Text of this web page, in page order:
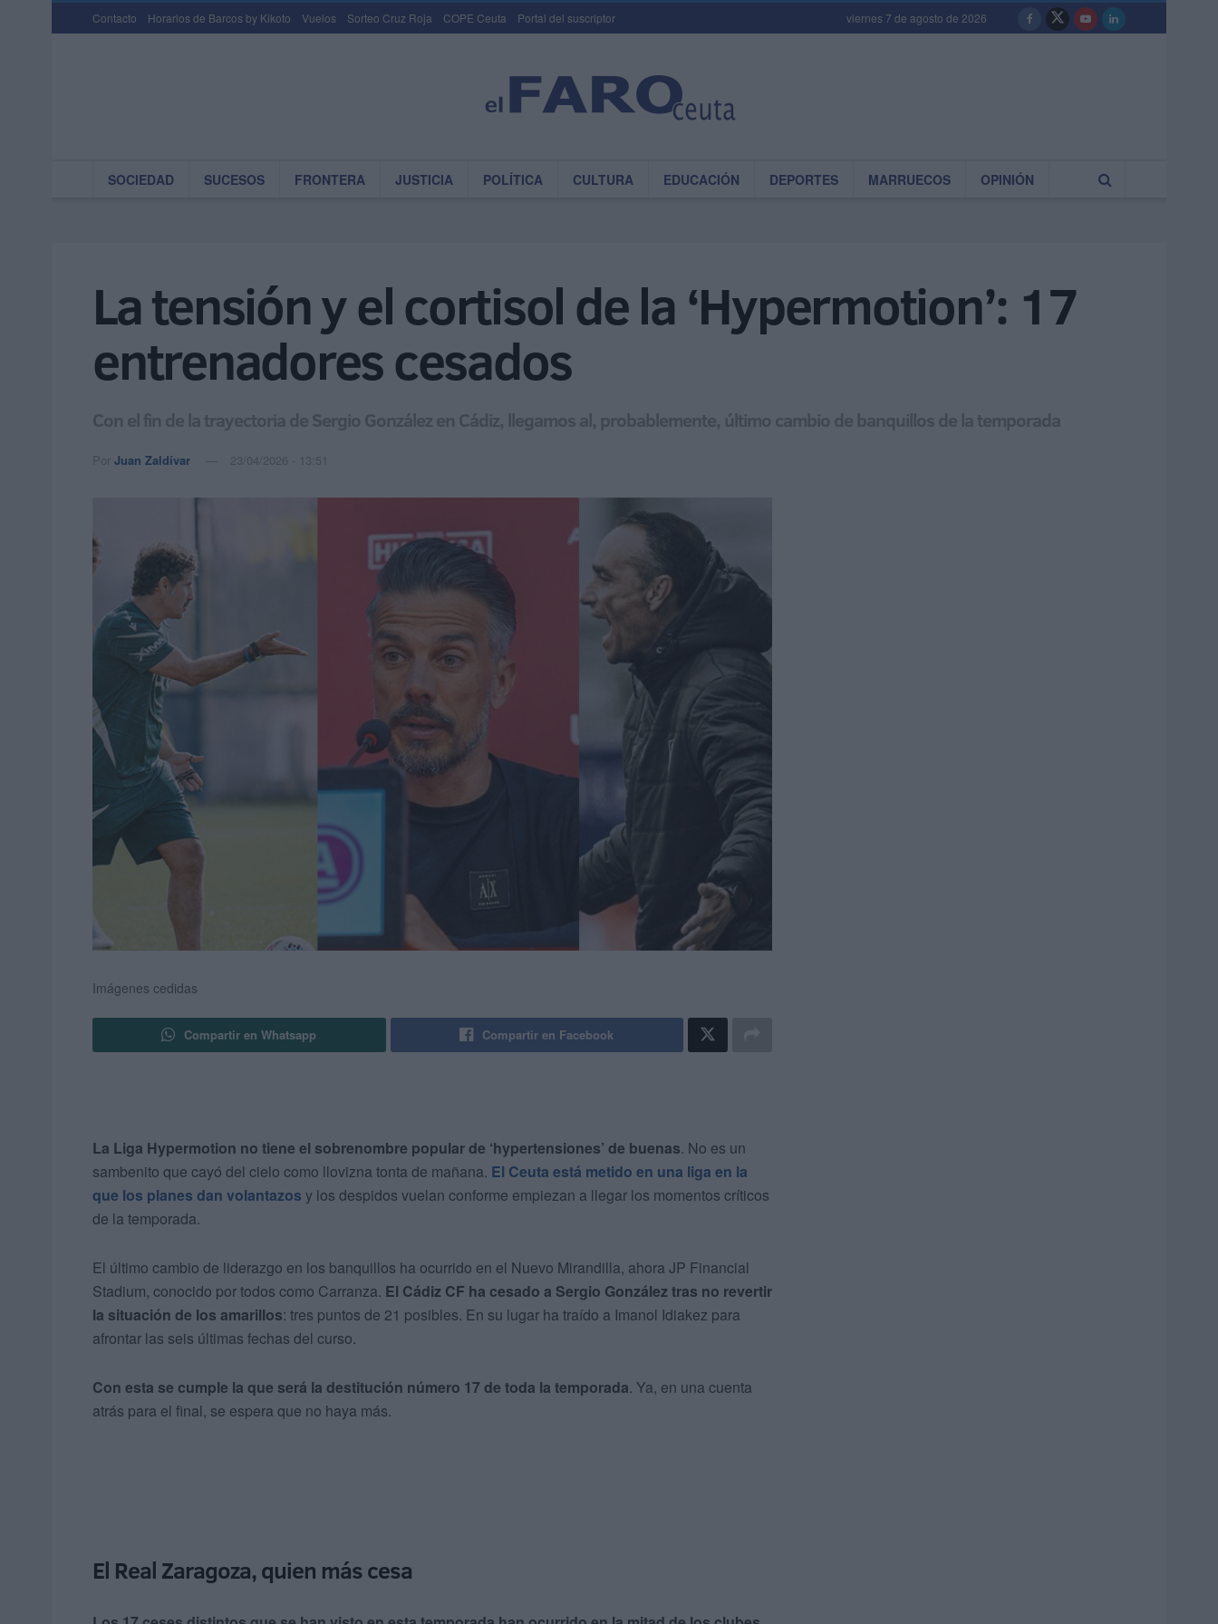
Contacto Horarios de Barcos by Kikoto Vuelos Sorteo Cruz Roja COPE Ceuta Portal del suscriptor viernes 7 de agosto de 2026
SOCIEDAD SUCESOS FRONTERA JUSTICIA POLÍTICA CULTURA EDUCACIÓN DEPORTES MARRUECOS OPINIÓN
La tensión y el cortisol de la ‘Hypermotion’: 17
entrenadores cesados
Con el fin de la trayectoria de Sergio González en Cádiz, llegamos al, probablemente, último cambio de banquillos de la temporada
Por Juan Zaldívar 23/04/2026 - 13:51
Imágenes cedidas
Compartir en Whatsapp Compartir en Facebook
La Liga Hypermotion no tiene el sobrenombre popular de ‘hypertensiones’ de buenas. No es un
sambenito que cayó del cielo como llovizna tonta de mañana. El Ceuta está metido en una liga en la
que los planes dan volantazos y los despidos vuelan conforme empiezan a llegar los momentos críticos
de la temporada.
El último cambio de liderazgo en los banquillos ha ocurrido en el Nuevo Mirandilla, ahora JP Financial
Stadium, conocido por todos como Carranza. El Cádiz CF ha cesado a Sergio González tras no revertir
la situación de los amarillos: tres puntos de 21 posibles. En su lugar ha traído a Imanol Idiakez para
afrontar las seis últimas fechas del curso.
Con esta se cumple la que será la destitución número 17 de toda la temporada. Ya, en una cuenta
atrás para el final, se espera que no haya más.
El Real Zaragoza, quien más cesa